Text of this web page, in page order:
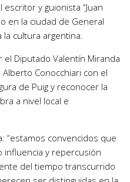
y guionista “Juan
en la ciudad de General
la cultura argentina.
Diputado Valentín Miranda
Conocchiari con el
de Puig y reconocer la
a nivel local e
“estamos convencidos que
y repercusión
del tiempo transcurrido